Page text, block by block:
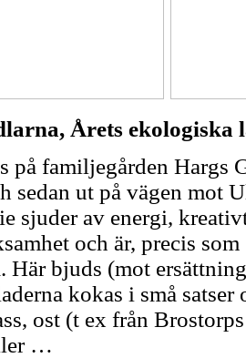
Årets ekologiska
på familjegården Hargs
sedan ut på vägen mot
sjuder av energi,
och är, precis
Här bjuds (mot
kokas i små
ost (t ex från
…